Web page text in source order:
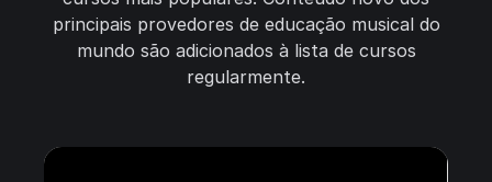
principais provedores de educação musical do
mundo são adicionados à lista de cursos
regularmente.